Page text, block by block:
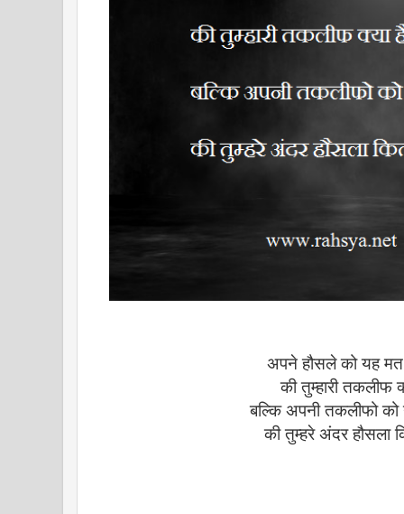
अपने हौसले को यह
की तुम्हारी तकलीफ
बल्कि अपनी तकलीफो
की तुम्हरे अंदर हौसला